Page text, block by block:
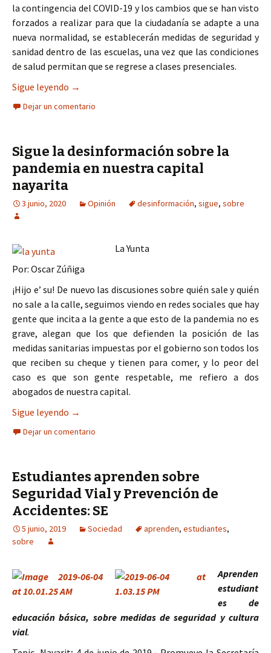
la contingencia del COVID-19 y los cambios que se han visto
forzados a realizar para que la ciudadanía se adapte a una
nueva normalidad, se establecerán medidas de seguridad y
sanidad dentro de las escuelas, una vez que las condiciones
de salud permitan que se regrese a clases presenciales.
Sigue leyendo Capacitación a docentes sobre los
→
Dejar un comentario
Sigue la desinformación sobre la
pandemia en nuestra capital
nayarita
3 junio, 2020 Opinión desinformación, sigue, sobre
La Yunta
Por: Oscar Zúñiga
¡Hijo e’ su! De nuevo las discusiones sobre quién sale y quién
no sale a la calle, seguimos viendo en redes sociales que hay
gente que incita a la gente a que esto de la pandemia no es
grave, alegan que los que defienden la posición de las
medidas sanitarias impuestas por el gobierno son todos los
que reciben su cheque y tienen para comer, y lo peor del
caso es que son gente respetable, me refiero a dos
abogados de nuestra capital.
Sigue leyendo Sigue la desinformación sobre la pandemia en
→
Dejar un comentario
Estudiantes aprenden sobre
Seguridad Vial y Prevención de
Accidentes: SE
5 junio, 2019 Sociedad aprenden, estudiantes,
sobre
Aprenden
estudiant
es de
educación básica, sobre medidas de seguridad y cultura
vial.